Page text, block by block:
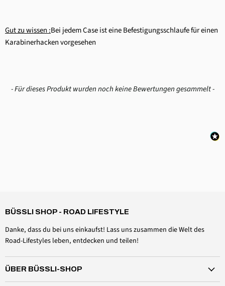
Gut zu wissen :Bei jedem Case ist eine Befestigungsschlaufe für einen
Karabinerhacken vorgesehen
- Für dieses Produkt wurden noch keine Bewertungen gesammelt -
New content loaded
BÜSSLI SHOP - ROAD LIFESTYLE
Danke, dass du bei uns einkaufst! Lass uns zusammen die Welt des
Road-Lifestyles leben, entdecken und teilen!
ÜBER BÜSSLI-SHOP
Zubehör Dachmütze Spannset Windschutzscheibe
Hilfreich ? Ja Teilen
Facebook
Schweiz,
Anonym
Verifizierter Kunde